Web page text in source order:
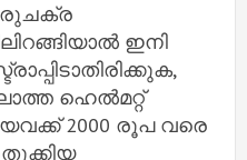
ഇനി
ഹെൽമറ്റ്
2000 രൂപ വരെ